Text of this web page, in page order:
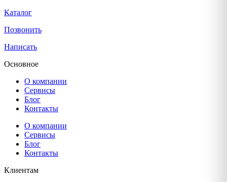
Каталог
Позвонить
Написать
Основное
О компании
Сервисы
Блог
Контакты
О компании
Сервисы
Блог
Контакты
Клиентам